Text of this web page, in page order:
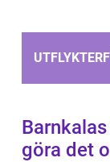
göra det